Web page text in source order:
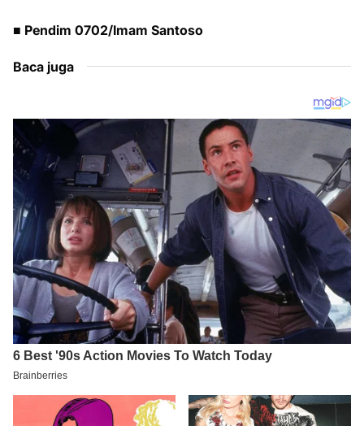
■ Pendim 0702/Imam Santoso
Baca juga